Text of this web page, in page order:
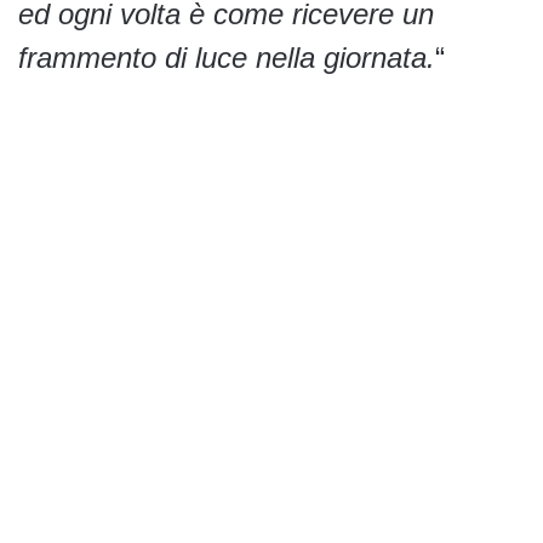
ed ogni volta è come ricevere un
frammento di luce nella giornata.“